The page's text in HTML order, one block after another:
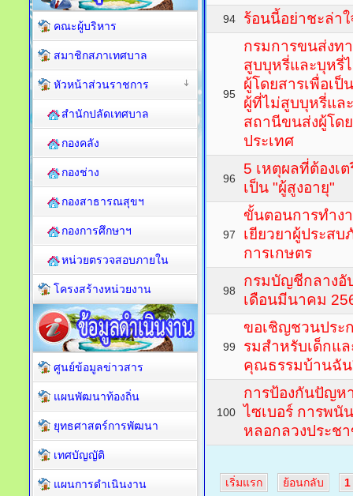
94 ร้อนนี้อย่าชะล่าใ
95
กรมการขนส่งท
สูบบุหรี่และบุห
ผู้โดยสารเพื่อเ
ผู้ที่ไม่สูบบุหรี่แล
สถานีขนส่งผู้โด
ประเทศ
96
5 เหตุผลที่ต้องเ
เป็น "ผู้สูงอายุ"
97
ขั้นตอนการทำง
เยียวยาผู้ประส
การเกษตร
98
กรมบัญชีกลางอั
เดือนมีนาคม
99
ขอเชิญชวนประ
รมสําหรับเด็กแ
คุณธรรมบ้านฉัน
100
การป้องกันปัญห
ไซเบอร์ การพนั
หลอกลวงประช
เริ่มแรก ย้อนกลับ 1
คณะผู้บริหาร
สมาชิกสภาเทศบาล
หัวหน้าส่วนราชการ
สำนักปลัดเทศบาล
กองคลัง
กองช่าง
กองสาธารณสุขฯ
กองการศึกษาฯ
หน่วยตรวจสอบภายใน
โครงสร้างหน่วยงาน
ศูนย์ข้อมูลข่าวสาร
แผนพัฒนาท้องถิ่น
ยุทธศาสตร์การพัฒนา
เทศบัญญัติ
แผนการดำเนินงาน